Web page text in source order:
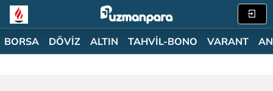
BORSA DÖVİZ ALTIN TAHVİL-BONO VARANT